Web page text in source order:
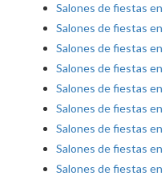
Salones de fiestas en
Salones de fiestas
Salones de fiestas
Salones de fiestas
Salones de fiestas
Salones de fiestas
Salones de fiestas
Salones de fiestas
Salones de fiestas